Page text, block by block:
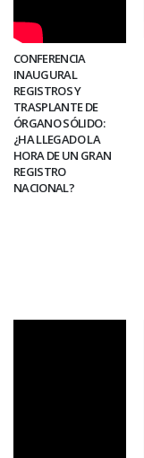
CONFERENCIA
INAUGURAL
REGISTROS Y
TRASPLANTE DE
ÓRGANO SÓLIDO:
¿HA LLEGADO LA
HORA DE UN GRAN
REGISTRO
NACIONAL?